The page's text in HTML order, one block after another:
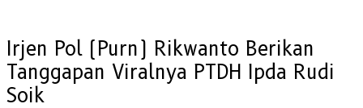
Irjen Pol (Purn) Rikwanto Berikan
Tanggapan Viralnya PTDH Ipda Rudi
Soik